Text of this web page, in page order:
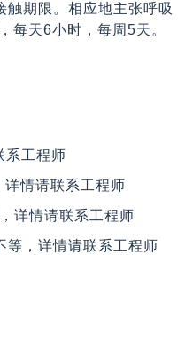
触期限。相应地主张呼吸
每天6小时，每周5天。
系工程师
情请联系工程师
详情请联系工程师
等，详情请联系工程师